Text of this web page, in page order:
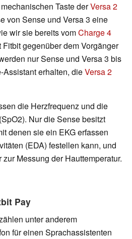
mechanischen Taste derVersa 2
von Sense und Versa 3 eine
wir sie bereits vomCharge 4
Fitbit gegenüber dem Vorgänger
nur Sense und Versa 3 bis
erhalten, dieVersa 2
die Herzfrequenz und die
Nur die Sense besitzt
denen sie ein EKG erfassen
(EDA) festellen kann, und
Messung der Hauttemperatur.
Pay
unter anderem
für einen Sprachassistenten